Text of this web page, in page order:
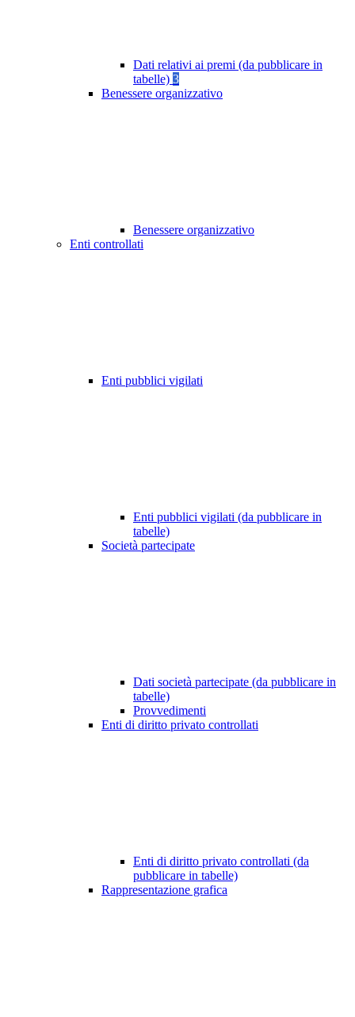
Dati relativi ai premi (da pubblicare in
tabelle) 3
Benessere organizzativo
Benessere organizzativo
Enti controllati
Enti pubblici vigilati
Enti pubblici vigilati (da pubblicare in
tabelle)
Società partecipate
Dati società partecipate (da pubblicare in
tabelle)
Provvedimenti
Enti di diritto privato controllati
Enti di diritto privato controllati (da
pubblicare in tabelle)
Rappresentazione grafica